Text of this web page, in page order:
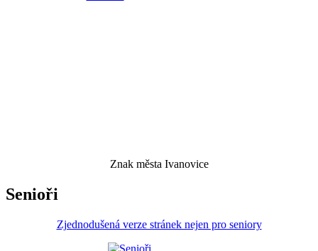
Znak města Ivanovice
Senioři
Zjednodušená verze stránek nejen pro seniory